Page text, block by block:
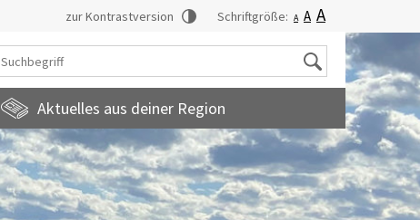
zur Kontrastversion Schriftgröße: A A A
Suche
Aktuelles aus deiner Region
Stadtmagazin
familienfreundlichegemeinde